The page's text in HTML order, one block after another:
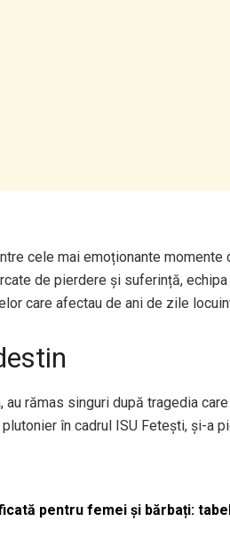
cele mai emoționante momente
de pierdere și suferință,
care afectau de ani de zile
rămas singuri după tragedia
în cadrul ISU Fetești, și-a
pentru femei și bărbați: